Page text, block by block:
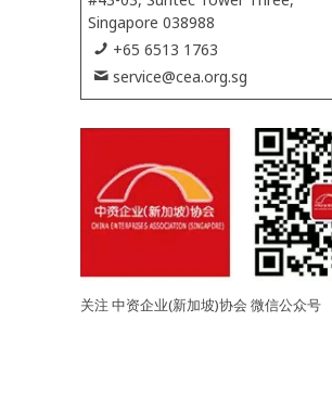
Singapore 038988
+65 6513 1763
service@cea.org.sg
关注 中资企业(新加坡)协会 微信公众号